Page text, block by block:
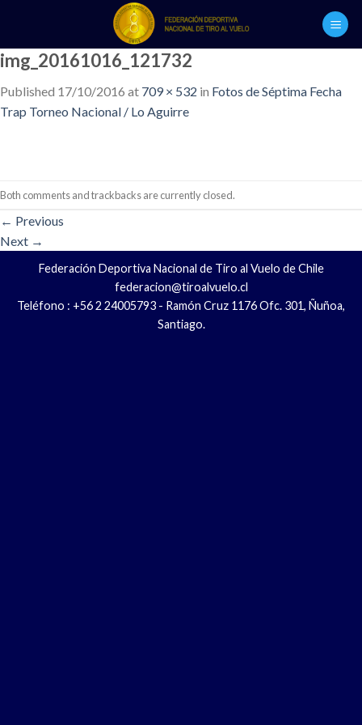
content
img_20161016_121732
Published 17/10/2016 at 709 × 532 in Fotos de Séptima Fecha
Trap Torneo Nacional / Lo Aguirre
Both comments and trackbacks are currently closed.
← Previous
Next →
Federación Deportiva Nacional de Tiro al Vuelo de Chile
federacion@tiroalvuelo.cl
Teléfono : +56 2 24005793 - Ramón Cruz 1176 Ofc. 301, Ñuñoa,
Santiago.